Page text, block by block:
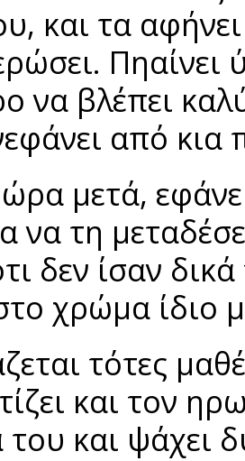
και τα
Πηαίνει
να βλέπει
από κια
μετά,
να τη
δεν ίσαν
χρώμα ίδιο
τότες
και τον
του και ψάχει